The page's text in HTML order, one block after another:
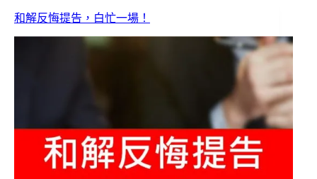
和解反悔提告，白忙一場！